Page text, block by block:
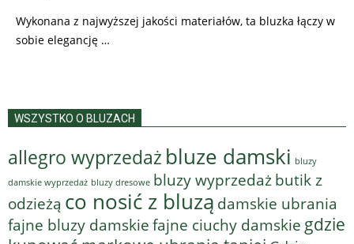
Wykonana z najwyższej jakości materiałów, ta bluzka łączy w
sobie elegancję …
WSZYSTKO O BLUZACH
allegro wyprzedaż bluze damski bluzy
damskie wyprzedaż bluzy dresowe bluzy wyprzedaż butik z
odzieżą co nosić z bluzą damskie ubrania
fajne bluzy damskiefajne ciuchy damskie gdzie